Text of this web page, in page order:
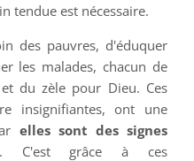
tendue est nécessaire.
des pauvres, d'éduquer
les malades, chacun de
du zèle pour Dieu. Ces
insignifiantes, ont une
elles sont des signes
. C'est grâce à ces